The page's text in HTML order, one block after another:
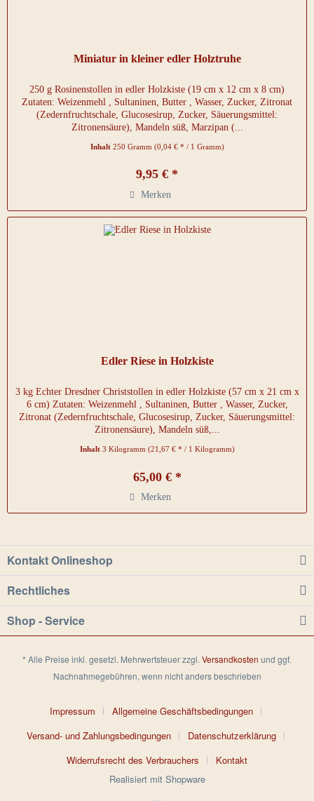
Miniatur in kleiner edler Holztruhe
250 g Rosinenstollen in edler Holzkiste (19 cm x 12 cm x 8 cm)
Zutaten: Weizenmehl , Sultaninen, Butter , Wasser, Zucker, Zitronat
(Zedernfruchtschale, Glucosesirup, Zucker, Säuerungsmittel:
Zitronensäure), Mandeln süß, Marzipan (...
Inhalt 250 Gramm (0,04 € * / 1 Gramm)
9,95 € *
Merken
Edler Riese in Holzkiste
3 kg Echter Dresdner Christstollen in edler Holzkiste (57 cm x 21 cm x
6 cm) Zutaten: Weizenmehl , Sultaninen, Butter , Wasser, Zucker,
Zitronat (Zedernfruchtschale, Glucosesirup, Zucker, Säuerungsmittel:
Zitronensäure), Mandeln süß,...
Inhalt 3 Kilogramm (21,67 € * / 1 Kilogramm)
65,00 € *
Merken
Kontakt Onlineshop
Rechtliches
Shop - Service
* Alle Preise inkl. gesetzl. Mehrwertsteuer zzgl. Versandkosten und ggf.
Nachnahmegebühren, wenn nicht anders beschrieben
Impressum
Allgemeine Geschäftsbedingungen
Versand- und Zahlungsbedingungen
Datenschutzerklärung
Widerrufsrecht des Verbrauchers
Kontakt
Realisiert mit Shopware